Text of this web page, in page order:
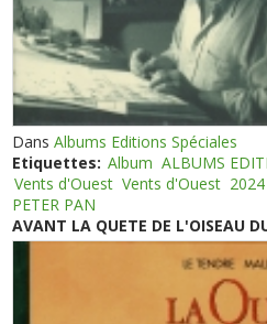
DansAlbums Editions Spéciales
Etiquettes: Album ALBUMS
Vents d'Ouest Vents d'Ouest 2024
PETER PAN
AVANT LA QUETE DE L'OISEAU